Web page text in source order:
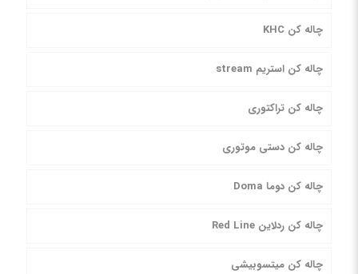
چاله کن KHC
چاله کن استریم stream
چاله کن تراکتوری
چاله کن دستی موتوری
چاله کن دوما Doma
چاله کن ردلاین Red Line
چاله کن میتسوبیشی